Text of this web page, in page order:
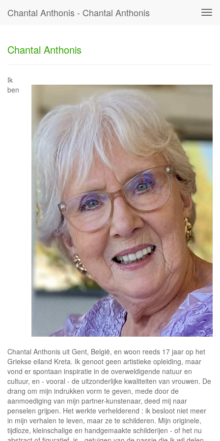
Chantal Anthonis - Chantal Anthonis
Chantal Anthonis
Ik
ben
Chantal Anthonis uit Gent, België, en woon reeds 17 jaar op het
Griekse eiland Kreta. Ik genoot geen artistieke opleiding, maar
vond er spontaan inspiratie in de overweldigende natuur en
cultuur, en - vooral - de uitzonderlijke kwaliteiten van vrouwen. De
drang om mijn indrukken vorm te geven, mede door de
aanmoediging van mijn partner-kunstenaar, deed mij naar
penselen grijpen. Het werkte verhelderend : ik besloot niet meer
in mijn verhalen te leven, maar ze te schilderen. Mijn originele,
tijdloze, kleinschalige en handgemaakte schilderijen - of het nu